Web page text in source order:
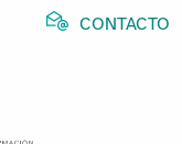
CONTACTO